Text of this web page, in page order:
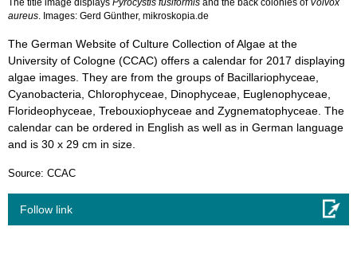
The title image displays Pyrocystis fusiformis and the back colonies of Volvox
aureus. Images: Gerd Günther, mikroskopia.de
The German Website of Culture Collection of Algae at the
University of Cologne (CCAC) offers a calendar for 2017 displaying
algae images. They are from the groups of Bacillariophyceae,
Cyanobacteria, Chlorophyceae, Dinophyceae, Euglenophyceae,
Florideophyceae, Trebouxiophyceae and Zygnematophyceae. The
calendar can be ordered in English as well as in German language
and is 30 x 29 cm in size.
Source: CCAC
Follow link